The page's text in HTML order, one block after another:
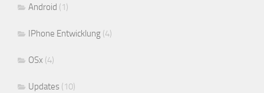
Android (1)
IPhone Entwicklung (4)
OSx (4)
Updates (10)